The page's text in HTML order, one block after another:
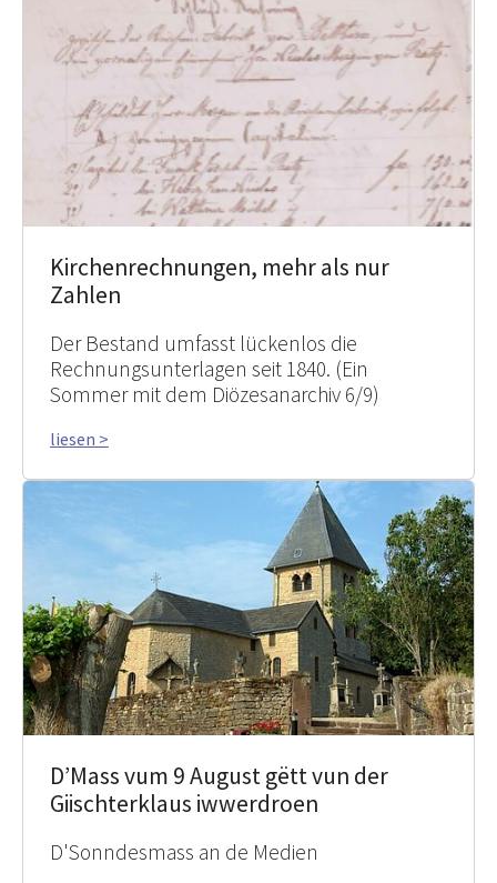
Kirchenrechnungen, mehr als nur
Zahlen
Der Bestand umfasst lückenlos die
Rechnungsunterlagen seit 1840. (Ein
Sommer mit dem Diözesanarchiv 6/9)
liesen >
D’Mass vum 9 August gëtt vun der
Giischterklaus iwwerdroen
D'Sonndesmass an de Medien